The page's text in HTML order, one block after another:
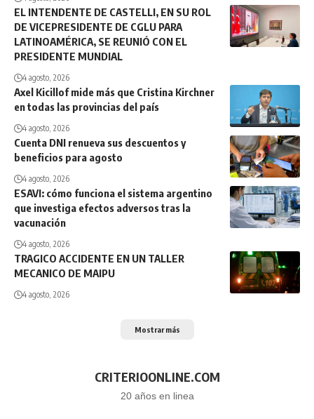
EL INTENDENTE DE CASTELLI, EN SU ROL
DE VICEPRESIDENTE DE CGLU PARA
LATINOAMÉRICA, SE REUNIÓ CON EL
PRESIDENTE MUNDIAL
4 agosto, 2026
Axel Kicillof mide más que Cristina Kirchner
en todas las provincias del país
4 agosto, 2026
Cuenta DNI renueva sus descuentos y
beneficios para agosto
4 agosto, 2026
ESAVI: cómo funciona el sistema argentino
que investiga efectos adversos tras la
vacunación
4 agosto, 2026
TRAGICO ACCIDENTE EN UN TALLER
MECANICO DE MAIPU
4 agosto, 2026
Mostrar más
CRITERIOONLINE.COM
20 años en linea